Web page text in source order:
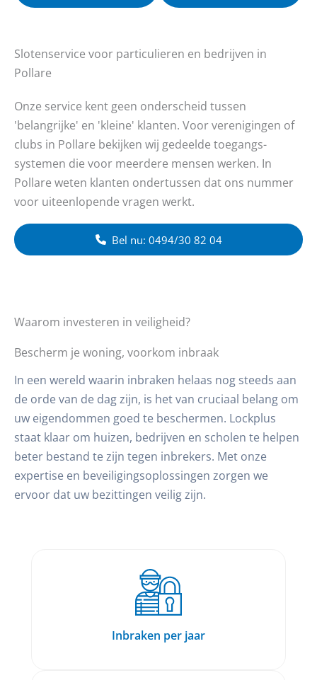
Slotenservice voor particulieren en bedrijven in
Pollare
Onze service kent geen onderscheid tussen
'belangrijke' en 'kleine' klanten. Voor verenigingen of
clubs in Pollare bekijken wij gedeelde toegangs-
systemen die voor meerdere mensen werken. In
Pollare weten klanten ondertussen dat ons nummer
voor uiteenlopende vragen werkt.
Bel nu: 0494/30 82 04
Waarom investeren in veiligheid?
Bescherm je woning, voorkom inbraak
In een wereld waarin inbraken helaas nog steeds aan
de orde van de dag zijn, is het van cruciaal belang om
uw eigendommen goed te beschermen. Lockplus
staat klaar om huizen, bedrijven en scholen te helpen
beter bestand te zijn tegen inbrekers. Met onze
expertise en beveiligingsoplossingen zorgen we
ervoor dat uw bezittingen veilig zijn.
Inbraken per jaar